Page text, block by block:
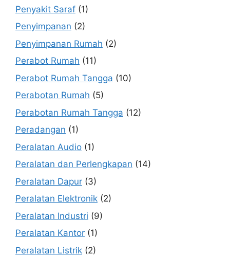
Penyakit Saraf (1)
Penyimpanan (2)
Penyimpanan Rumah (2)
Perabot Rumah (11)
Perabot Rumah Tangga (10)
Perabotan Rumah (5)
Perabotan Rumah Tangga (12)
Peradangan (1)
Peralatan Audio (1)
Peralatan dan Perlengkapan (14)
Peralatan Dapur (3)
Peralatan Elektronik (2)
Peralatan Industri (9)
Peralatan Kantor (1)
Peralatan Listrik (2)